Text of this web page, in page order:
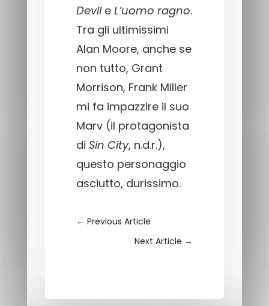
DevileL’uomo ragno.
Tra gli ultimissimi
Alan Moore, anche se
non tutto, Grant
Morrison, Frank Miller
mi fa impazzire il suo
Marv (il protagonista
di Sin City, n.d.r.),
questo personaggio
asciutto, durissimo.
←Previous Article
Next Article →